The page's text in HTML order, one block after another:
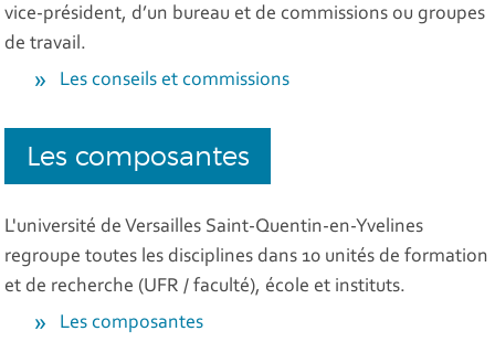
vice-président, d’un bureau et de commissions ou groupes
de travail.
Les conseils et commissions
Les composantes
L'université de Versailles Saint-Quentin-en-Yvelines
regroupe toutes les disciplines dans 10 unités de formation
et de recherche (UFR / faculté), école et instituts.
Les composantes